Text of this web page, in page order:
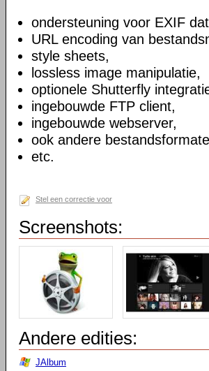
ondersteuning voor EXIF
URL encoding van
style sheets,
lossless image manipulatie,
optionele Shutterfly
ingebouwde FTP client,
ingebouwde webserver,
ook andere
etc.
Stel een correctie voor
Screenshots:
Andere edities:
JAlbum